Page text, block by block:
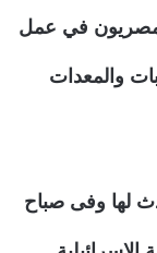
في عمل
والمعدات
لها وفى صباح